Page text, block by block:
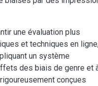
une évaluation plus
et techniques en
un système
des biais de genre et
conçues